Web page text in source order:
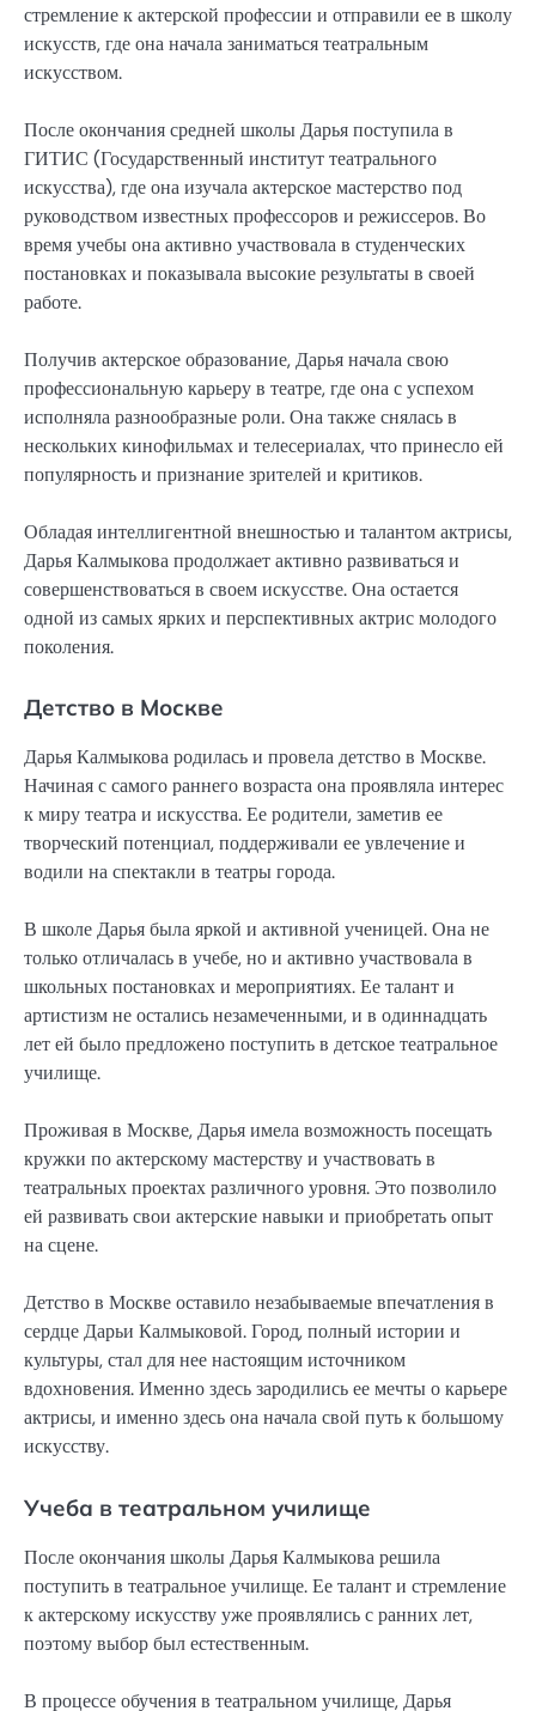
стремление к актерской профессии и отправили ее в школу
искусств, где она начала заниматься театральным
искусством.
После окончания средней школы Дарья поступила в
ГИТИС (Государственный институт театрального
искусства), где она изучала актерское мастерство под
руководством известных профессоров и режиссеров. Во
время учебы она активно участвовала в студенческих
постановках и показывала высокие результаты в своей
работе.
Получив актерское образование, Дарья начала свою
профессиональную карьеру в театре, где она с успехом
исполняла разнообразные роли. Она также снялась в
нескольких кинофильмах и телесериалах, что принесло ей
популярность и признание зрителей и критиков.
Обладая интеллигентной внешностью и талантом актрисы,
Дарья Калмыкова продолжает активно развиваться и
совершенствоваться в своем искусстве. Она остается
одной из самых ярких и перспективных актрис молодого
поколения.
Детство в Москве
Дарья Калмыкова родилась и провела детство в Москве.
Начиная с самого раннего возраста она проявляла интерес
к миру театра и искусства. Ее родители, заметив ее
творческий потенциал, поддерживали ее увлечение и
водили на спектакли в театры города.
В школе Дарья была яркой и активной ученицей. Она не
только отличалась в учебе, но и активно участвовала в
школьных постановках и мероприятиях. Ее талант и
артистизм не остались незамеченными, и в одиннадцать
лет ей было предложено поступить в детское театральное
училище.
Проживая в Москве, Дарья имела возможность посещать
кружки по актерскому мастерству и участвовать в
театральных проектах различного уровня. Это позволило
ей развивать свои актерские навыки и приобретать опыт
на сцене.
Детство в Москве оставило незабываемые впечатления в
сердце Дарьи Калмыковой. Город, полный истории и
культуры, стал для нее настоящим источником
вдохновения. Именно здесь зародились ее мечты о карьере
актрисы, и именно здесь она начала свой путь к большому
искусству.
Учеба в театральном училище
После окончания школы Дарья Калмыкова решила
поступить в театральное училище. Ее талант и стремление
к актерскому искусству уже проявлялись с ранних лет,
поэтому выбор был естественным.
В процессе обучения в театральном училище, Дарья